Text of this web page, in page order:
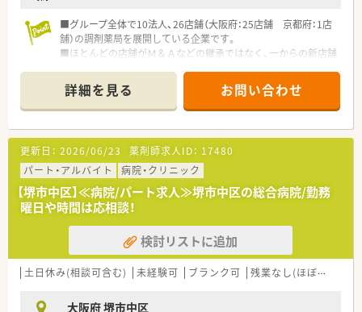
■グループ全体で10法人、26店舗（大阪府：25店舗 京都府：1店
舗）の調剤薬局を展開している企業です。
■ほとんどの店舗がＭ＆Ａなどの継承ではなく、一からの新店舗
めとして連携が非常にとりやすくなっています。
■ヘルプ体制が整っており、希望のお休みなども比較的取得しや
すい環境です。
■会社としても薬剤師様の生涯学習のバックアップをしており、
認定薬剤師取得のためのe-learningの受講補助がございます。
■各社長が過去MRをされており、その時のドクターとの繋がり
で、クリニック門前に多く開局しています。
■薬剤師会に加入している薬局です！月1～2回の勉強会の実施！
詳細を見る お問い合わせ
更新日： 2026/06/23 薬剤師求人ID： 17480
パート・アルバイト
病院・クリニック
【堺市中区】≪病院/パート求人≫堺市中区の総合病院/勤務
曜日や時間は応相談！
検討リストに追加
土日休み(相談可含む) 未経験可 ブランク可 残業なし(ほぼなし含む)
大阪府 堺市中区